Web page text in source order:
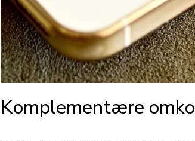
Komplementære